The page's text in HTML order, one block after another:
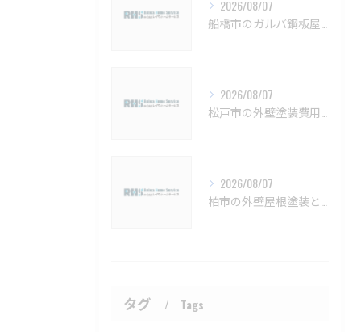
2026/08/07
2026/08/07
2026/08/07
タグ Tags